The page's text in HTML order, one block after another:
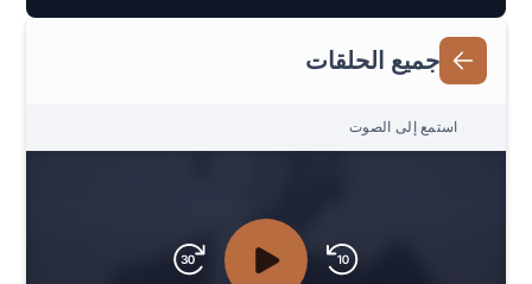
جميع الحلقات
استمع إلى الصوت